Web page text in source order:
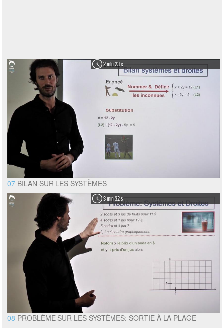
2 min 23 s
07 BILAN SUR LES SYSTÈMES
3 min 32 s
08 PROBLÈME SUR LES SYSTÈMES: SORTIE À LA PLAGE